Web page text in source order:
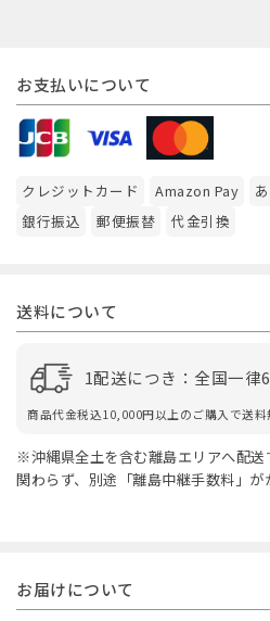
お支払いについて
クレジットカード Amazon Pay
銀行振込
郵便振替 代金引換
送料について
1配送につき：全国一律
商品代金税込10,000円以上のご購入で送料
※沖縄県全土を含む離島エリアへ配
関わらず、別途「離島中継手数料」が
お届けについて